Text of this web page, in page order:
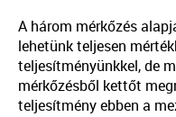
A három mérkőzés
lehetünk teljesen
teljesítményünkkel, de
mérkőzésből kettőt
teljesítmény ebben a